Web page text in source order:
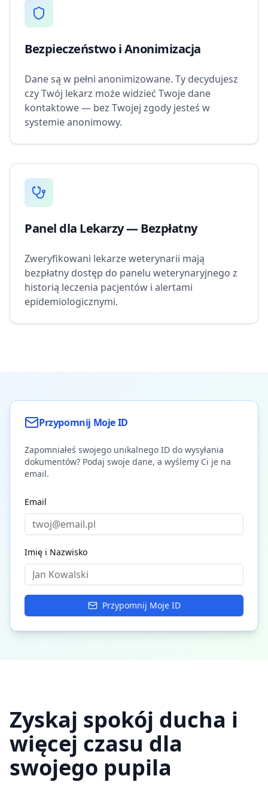
Bezpieczeństwo i Anonimizacja
Dane są w pełni anonimizowane. Ty decydujesz
czy Twój lekarz może widzieć Twoje dane
kontaktowe — bez Twojej zgody jesteś w
systemie anonimowy.
Panel dla Lekarzy — Bezpłatny
Zweryfikowani lekarze weterynarii mają
bezpłatny dostęp do panelu weterynaryjnego z
historią leczenia pacjentów i alertami
epidemiologicznymi.
Przypomnij Moje ID
Zapomniałeś swojego unikalnego ID do wysyłania
dokumentów? Podaj swoje dane, a wyślemy Ci je na
email.
Email
Imię i Nazwisko
Przypomnij Moje ID
Zyskaj spokój ducha i
więcej czasu dla
swojego pupila